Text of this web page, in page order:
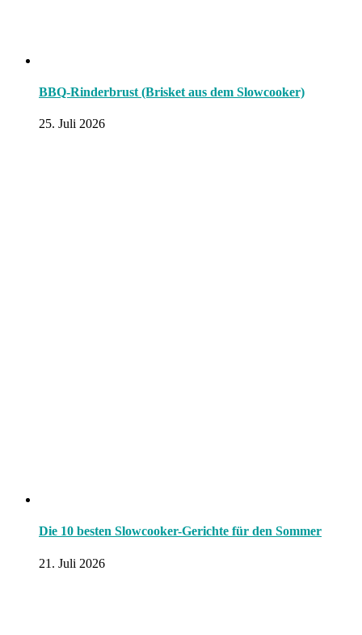
BBQ-Rinderbrust (Brisket aus dem Slowcooker)
25. Juli 2026
Die 10 besten Slowcooker-Gerichte für den Sommer
21. Juli 2026